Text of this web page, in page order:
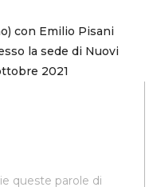
queste parole di